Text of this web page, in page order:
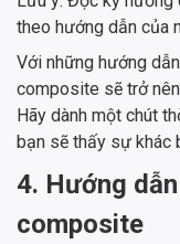
theo hướng dẫn của
Với những hướng
composite sẽ trở
Hãy dành một chút
bạn sẽ thấy sự khác
4. Hướng
composite